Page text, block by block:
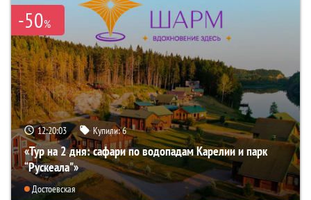
-50%
12:20:02 Купили:6
«Тур на 2 дня: сафари по водопадам Карелии и парк
“Рускеала"»
Достоевская